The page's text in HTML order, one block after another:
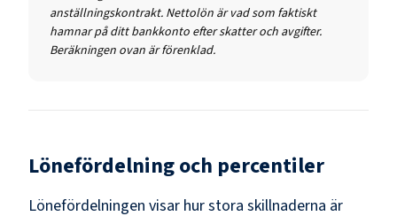
anställningskontrakt. Nettolön är vad som faktiskt
hamnar på ditt bankkonto efter skatter och avgifter.
Beräkningen ovan är förenklad.
Lönefördelning och percentiler
Lönefördelningen visar hur stora skillnaderna är